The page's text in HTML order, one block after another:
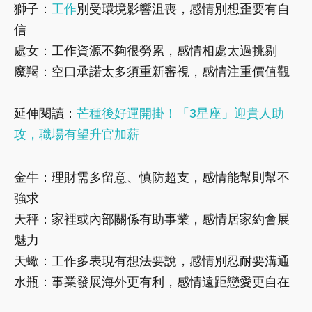
獅子： 工作別受環境影響沮喪，感情別想歪要有自
信
處女：工作資源不夠很勞累，感情相處太過挑剔
魔羯：空口承諾太多須重新審視，感情注重價值觀
延伸閱讀： 芒種後好運開掛！「3星座」迎貴人助
攻，職場有望升官加薪
金牛：理財需多留意、慎防超支，感情能幫則幫不
強求
天秤：家裡或內部關係有助事業，感情居家約會展
魅力
天蠍：工作多表現有想法要說，感情別忍耐要溝通
水瓶：事業發展海外更有利，感情遠距戀愛更自在